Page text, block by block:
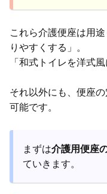
これら介護便座は用
りやすくする」。
「和式トイレを洋式
それ以外にも、便座
可能です。
まずは介護用便座
ていきます。